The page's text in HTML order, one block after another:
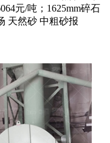
元/吨；1625mm碎石
天然砂 中粗砂报